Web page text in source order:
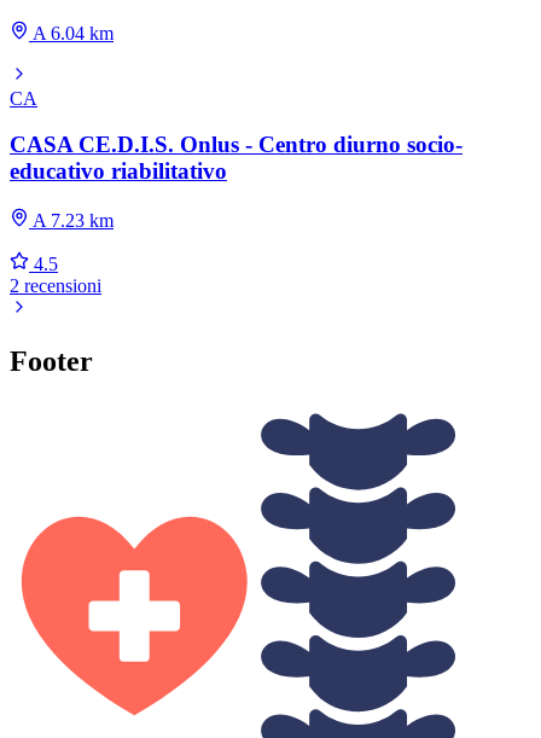
A 6.04 km
CA
CASA CE.D.I.S. Onlus - Centro diurno socio-
educativo riabilitativo
A 7.23 km
4.5
2 recensioni
Footer